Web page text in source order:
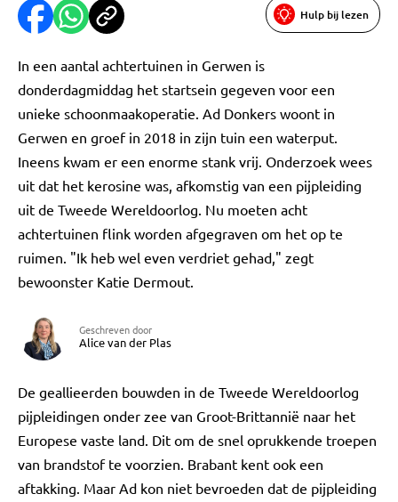
Hulp bij lezen
In een aantal achtertuinen in Gerwen is
donderdagmiddag het startsein gegeven voor een
unieke schoonmaakoperatie. Ad Donkers woont in
Gerwen en groef in 2018 in zijn tuin een waterput.
Ineens kwam er een enorme stank vrij. Onderzoek wees
uit dat het kerosine was, afkomstig van een pijpleiding
uit de Tweede Wereldoorlog. Nu moeten acht
achtertuinen flink worden afgegraven om het op te
ruimen. "Ik heb wel even verdriet gehad," zegt
bewoonster Katie Dermout.
Geschreven door
Alice van der Plas
De geallieerden bouwden in de Tweede Wereldoorlog
pijpleidingen onder zee van Groot-Brittannië naar het
Europese vaste land. Dit om de snel oprukkende troepen
van brandstof te voorzien. Brabant kent ook een
aftakking. Maar Ad kon niet bevroeden dat de pijpleiding